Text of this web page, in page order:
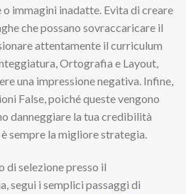
immagini inadatte. Evita di creare
che possano sovraccaricare il
attentamente il curriculum
Ortografia e Layout,
una impressione negativa. Infine,
False, poiché queste vengono
danneggiare la tua credibilità
è sempre la migliore strategia.
di selezione presso il
segui i semplici passaggi di